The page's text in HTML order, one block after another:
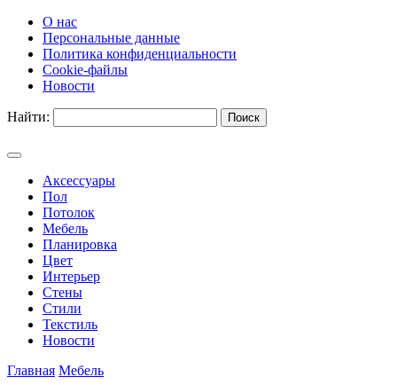
О нас
Персональные данные
Политика конфиденциальности
Cookie-файлы
Новости
Найти:
Аксессуары
Пол
Потолок
Мебель
Планировка
Цвет
Интерьер
Стены
Стили
Текстиль
Новости
Главная Мебель